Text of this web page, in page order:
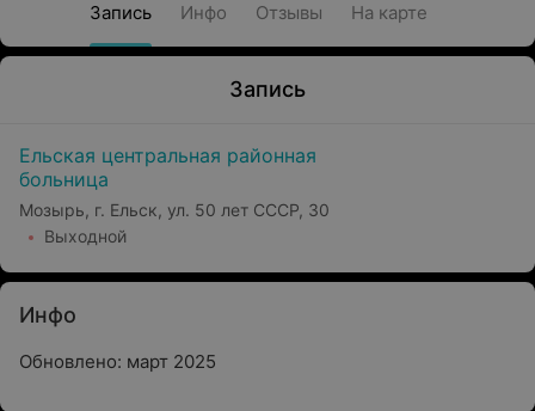
Запись Инфо Отзывы На карте
Запись
Ельская центральная районная
больница
Мозырь, г. Ельск, ул. 50 лет СССР, 30
Выходной
Инфо
Обновлено: март 2025